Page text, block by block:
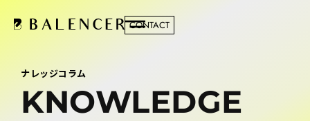
CONTACT
ナレッジコラム
KNOWLEDGE